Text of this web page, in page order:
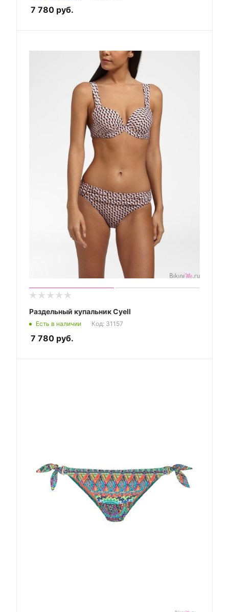
7 780 руб.
Раздельный купальник Cyell
Есть в наличии Код: 31157
7 780 руб.